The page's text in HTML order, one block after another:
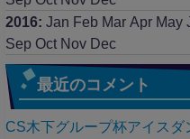
2016: Jan Feb Mar Apr May
Sep Oct Nov Dec
最近のコメント
CS木下グループ杯アイスダ